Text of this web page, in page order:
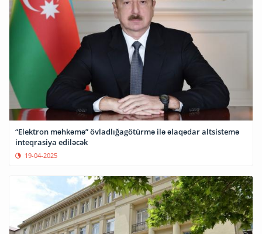
“Elektron məhkəmə” övladlığagötürmə ilə əlaqədar altsistemə
inteqrasiya ediləcək
19-04-2025